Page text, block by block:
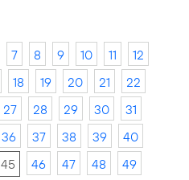
7 8 9 10 11
12
18 19 20 21
22
27 28 29 30
31
36 37 38 39
40
45 46 47 48
49